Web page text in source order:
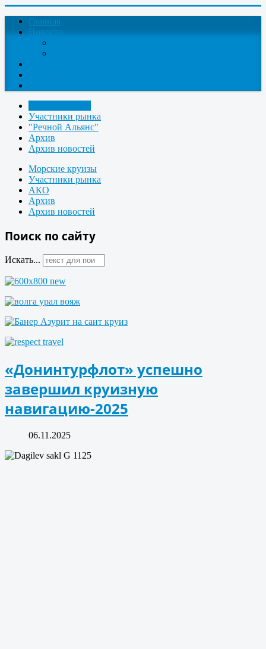
Главная
Новости
Участники рынка
"Речной Альянс"
Архив
Архив новостей
Морские круизы
Участники рынка
АКО
Архив
Архив новостей
Поиск по сайту
Искать...
«Донинтурфлот» успешно
завершил круизную
навигацию-2025
06.11.2025